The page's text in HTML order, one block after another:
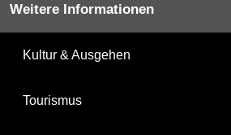
Weitere Informationen
Kultur & Ausgehen
Tourismus